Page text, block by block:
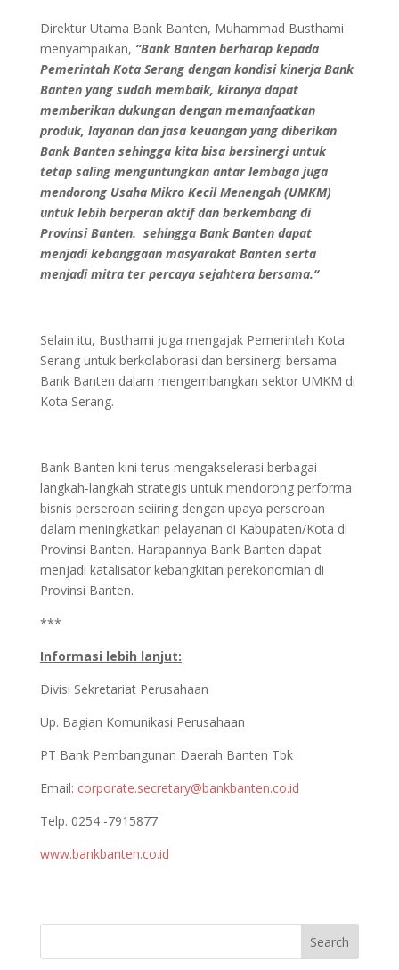
Direktur Utama Bank Banten, Muhammad Busthami
menyampaikan, ‘‘Bank Banten berharap kepada
Pemerintah Kota Serang dengan kondisi kinerja Bank
Banten yang sudah membaik, kiranya dapat
memberikan dukungan dengan memanfaatkan
produk, layanan dan jasa keuangan yang diberikan
Bank Banten sehingga kita bisa bersinergi untuk
tetap saling menguntungkan antar lembaga juga
mendorong Usaha Mikro Kecil Menengah (UMKM)
untuk lebih berperan aktif dan berkembang di
Provinsi Banten. sehingga Bank Banten dapat
menjadi kebanggaan masyarakat Banten serta
menjadi mitra ter percaya sejahtera bersama.“
Selain itu, Busthami juga mengajak Pemerintah Kota
Serang untuk berkolaborasi dan bersinergi bersama
Bank Banten dalam mengembangkan sektor UMKM di
Kota Serang.
Bank Banten kini terus mengakselerasi berbagai
langkah-langkah strategis untuk mendorong performa
bisnis perseroan seiiring dengan upaya perseroan
dalam meningkatkan pelayanan di Kabupaten/Kota di
Provinsi Banten. Harapannya Bank Banten dapat
menjadi katalisator kebangkitan perekonomian di
Provinsi Banten.
***
Informasi lebih lanjut:
Divisi Sekretariat Perusahaan
Up. Bagian Komunikasi Perusahaan
PT Bank Pembangunan Daerah Banten Tbk
Email: corporate.secretary@bankbanten.co.id
Telp. 0254 -7915877
www.bankbanten.co.id